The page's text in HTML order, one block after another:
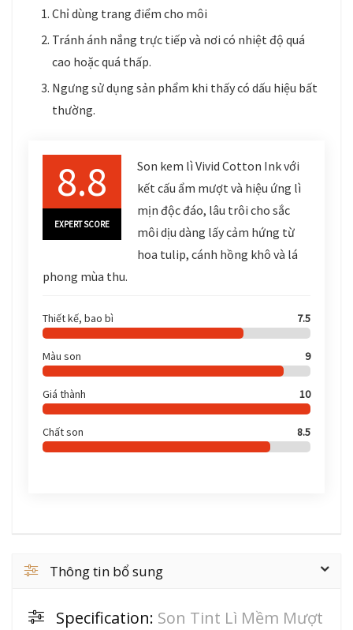
Chỉ dùng trang điểm cho môi
Tránh ánh nắng trực tiếp và nơi có nhiệt độ quá
cao hoặc quá thấp.
Ngưng sử dụng sản phẩm khi thấy có dấu hiệu bất
thường.
8.8
EXPERT SCORE
Son kem lì Vivid Cotton Ink với
kết cấu ẩm mượt và hiệu ứng lì
mịn độc đáo, lâu trôi cho sắc
môi dịu dàng lấy cảm hứng từ
hoa tulip, cánh hồng khô và lá
phong mùa thu.
Thiết kế, bao bì 7.5
Màu son 9
Giá thành 10
Chất son 8.5
Thông tin bổ sung
Specification: Son Tint Lì Mềm Mượt